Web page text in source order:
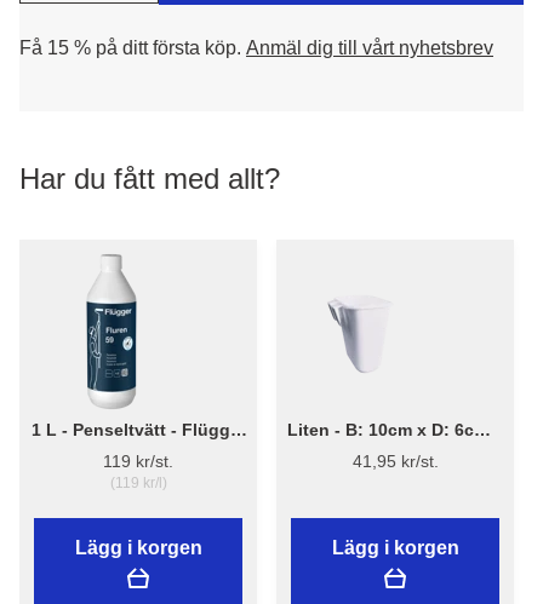
Få 15 % på ditt första köp. Anmäl dig till vårt nyhetsbrev
Har du fått med allt?
1 L - Penseltvätt - Flügger
Fluren 59
119 kr/st.
(119 kr/l)
Lägg i korgen
Liten - B: 10cm x D: 6cm x
H: 12cm - Borsthållare -
Plast
41,95 kr/st.
Lägg i korgen